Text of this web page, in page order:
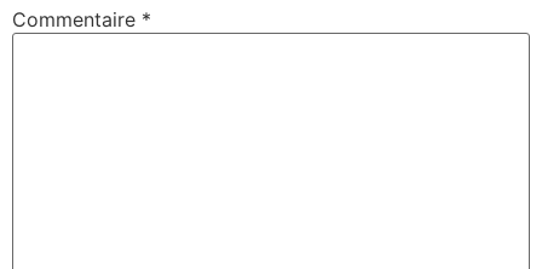
Commentaire *